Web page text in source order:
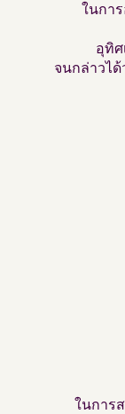
ในกา
อุทิศ
จนกล่าวไ
ในการ